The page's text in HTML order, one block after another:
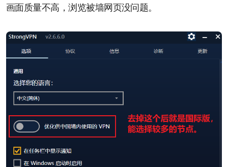
画面质量不高，浏览被墙网页没问题。